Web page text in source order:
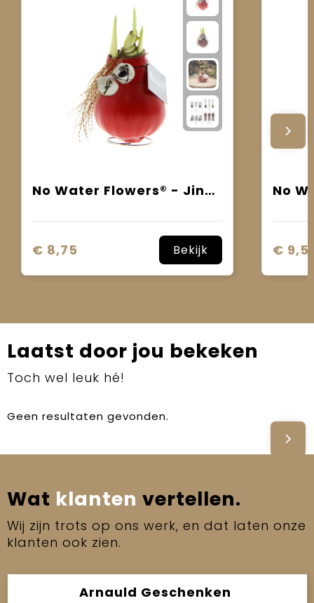
No Water Flowers® - Jingle Bellz
€ 8,75 Bekijk €
Laatst door jou bekeken
Toch wel leuk hé!
Geen resultaten gevonden.
Wat klanten vertellen.
Wij zijn trots op ons werk, en dat laten onze
klanten ook zien.
Arnauld Geschenken